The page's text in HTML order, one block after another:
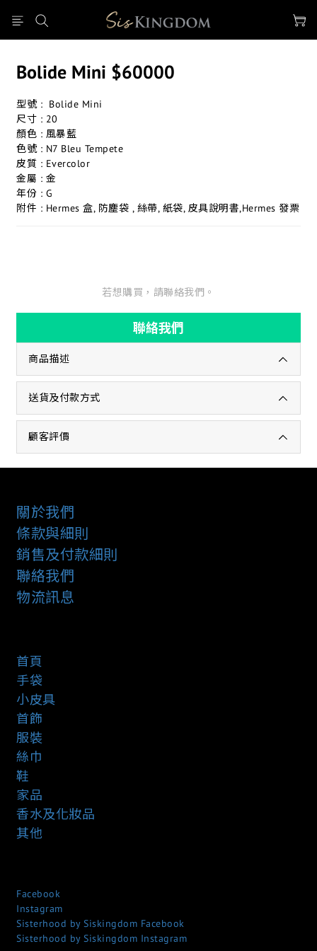
Bolide Mini $60000
型號 :  Bolide Mini
尺寸 : 20
顏色 : 風暴藍
色號 : N7 Bleu Tempete
皮質 : Evercolor
金屬 : 金
年份 : G
附件 : Hermes 盒, 防塵袋 , 絲帶, 紙袋, 皮具說明書,Hermes 發票
若想購買，請聯絡我們。
聯絡我們
商品描述
送貨及付款方式
顧客評價
關於我們
條款與細則
銷售及付款細則
聯絡我們
物流訊息
首頁
手袋
小皮具
首飾
服裝
絲巾
鞋
家品
香水及化妝品
其他
Facebook
Instagram
Sisterhood by Siskingdom Facebook
Sisterhood by Siskingdom Instagram